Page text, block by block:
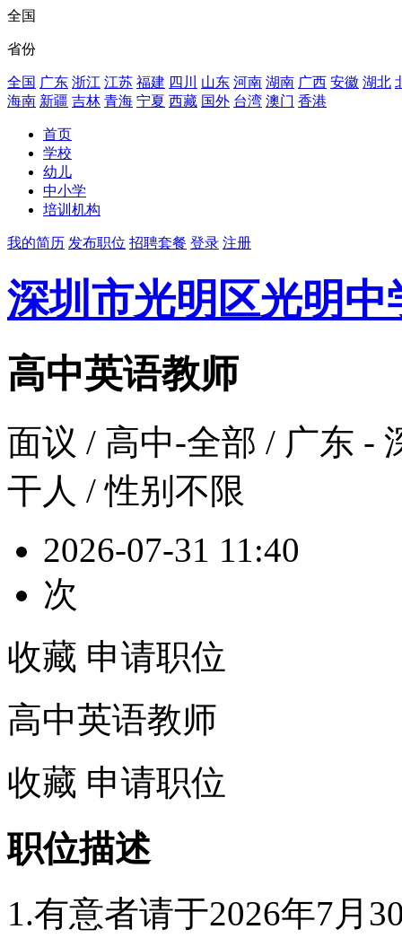
全国
省份
全国 广东 浙江 江苏 福建 四川 山东 河南 湖南 广西 安徽 湖北
海南 新疆 吉林 青海 宁夏 西藏 国外 台湾 澳门 香港
首页
学校
幼儿
中小学
培训机构
我的简历 发布职位 招聘套餐 登录 注册
深圳市光明区光明中
高中英语教师
面议 / 高中-全部 / 广东 -
干人 / 性别不限
2026-07-31 11:40
次
收藏 申请职位
高中英语教师
收藏 申请职位
职位描述
1.有意者请于2026年7月